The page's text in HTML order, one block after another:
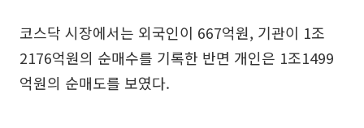
코스닥 시장에서는 외국인이 667억원, 기관이 1조
2176억원의 순매수를 기록한 반면 개인은 1조1499
억원의 순매도를 보였다.